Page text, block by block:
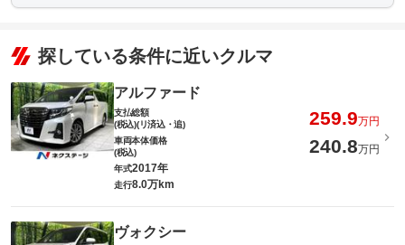
探している条件に近いクルマ
アルファード
支払総額
(税込)(リ済込・追)
259.9万円
車両本体価格
(税込)
240.8万円
年式2017年
走行8.0万km
ヴォクシー